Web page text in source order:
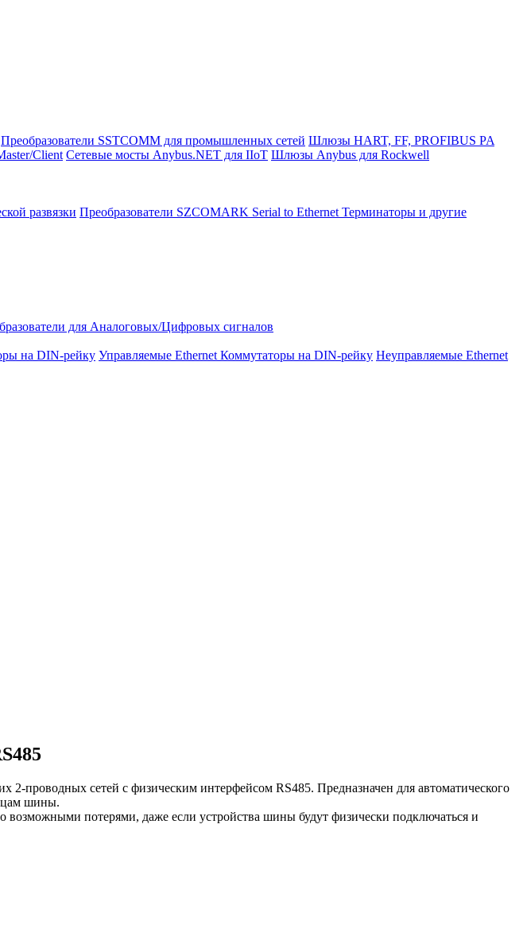
Преобразователи SSTCOMM для промышленных сетей Шлюзы HART, FF, PROFIBUS PA
Client Сетевые мосты Anybus.NET для IIoT Шлюзы Anybus для Rockwell
развязки Преобразователи SZCOMARK Serial to Ethernet Терминаторы и другие
для Аналоговых/Цифровых сигналов
на DIN-рейку Управляемые Ethernet Коммутаторы на DIN-рейку Неуправляемые Ethernet
проводных сетей с физическим интерфейсом RS485. Предназначен для автоматического
шины.
возможными потерями, даже если устройства шины будут физически подключаться и